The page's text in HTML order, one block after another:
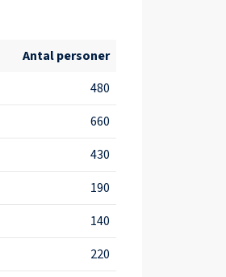
Antal personer
480
660
430
190
140
220